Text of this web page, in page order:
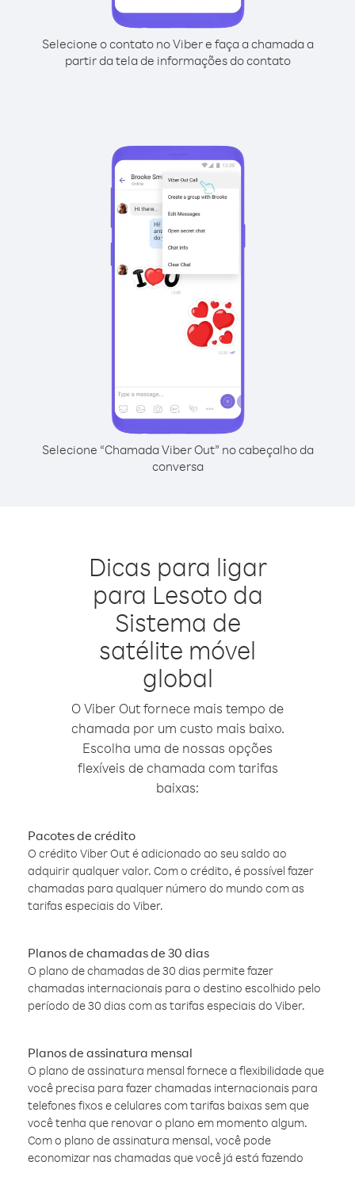
Selecione o contato no Viber e faça a chamada a
partir da tela de informações do contato
Selecione “Chamada Viber Out” no cabeçalho da
conversa
Dicas para ligar
para Lesoto da
Sistema de
satélite móvel
global
O Viber Out fornece mais tempo de
chamada por um custo mais baixo.
Escolha uma de nossas opções
flexíveis de chamada com tarifas
baixas:
Pacotes de crédito
O crédito Viber Out é adicionado ao seu saldo ao
adquirir qualquer valor. Com o crédito, é possível fazer
chamadas para qualquer número do mundo com as
tarifas especiais do Viber.
Planos de chamadas de 30 dias
O plano de chamadas de 30 dias permite fazer
chamadas internacionais para o destino escolhido pelo
período de 30 dias com as tarifas especiais do Viber.
Planos de assinatura mensal
O plano de assinatura mensal fornece a flexibilidade que
você precisa para fazer chamadas internacionais para
telefones fixos e celulares com tarifas baixas sem que
você tenha que renovar o plano em momento algum.
Com o plano de assinatura mensal, você pode
economizar nas chamadas que você já está fazendo